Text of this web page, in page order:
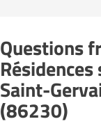
Questions
Saint-
(86230)